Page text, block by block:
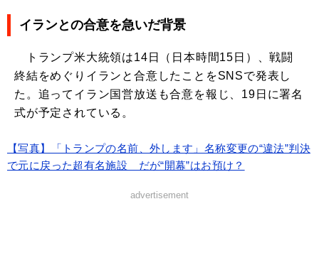
イランとの合意を急いだ背景
トランプ米大統領は14日（日本時間15日）、戦闘
終結をめぐりイランと合意したことをSNSで発表し
た。追ってイラン国営放送も合意を報じ、19日に署名
式が予定されている。
【写真】「トランプの名前、外します」名称変更の“違法”判決
で元に戻った超有名施設 だが“開幕”はお預け？
advertisement